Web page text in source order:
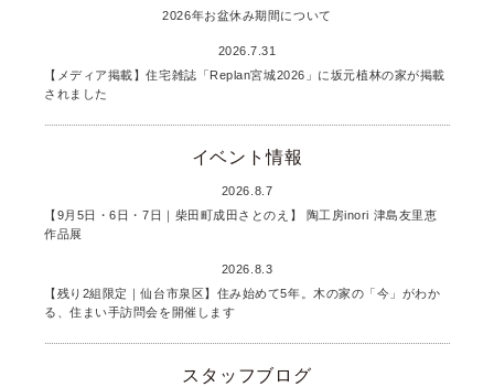
2026年お盆休み期間について
2026.7.31
【メディア掲載】住宅雑誌「Replan宮城2026」に坂元植林の家が掲載
されました
イベント情報
2026.8.7
【9月5日・6日・7日｜柴田町成田さとのえ】 陶工房inori 津島友里恵
作品展
2026.8.3
【残り2組限定｜仙台市泉区】住み始めて5年。木の家の「今」がわか
る、住まい手訪問会を開催します
スタッフブログ